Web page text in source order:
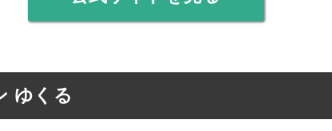
ゆくる